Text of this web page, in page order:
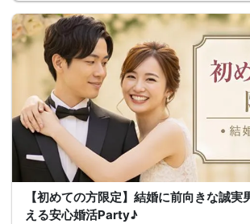
【初めての方限定】結婚に前向きな誠実
える安心婚活Party♪